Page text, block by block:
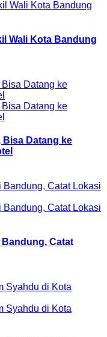
Wali Kota Bandung
Datang ke
Bandung, Catat